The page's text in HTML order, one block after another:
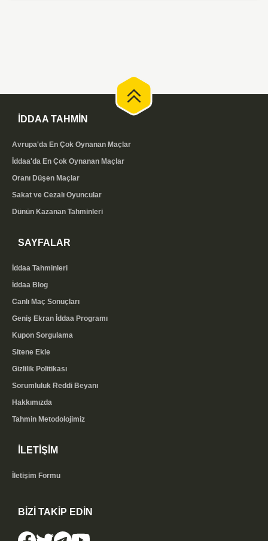
İDDAA TAHMİN
Avrupa'da En Çok Oynanan Maçlar
İddaa'da En Çok Oynanan Maçlar
Oranı Düşen Maçlar
Sakat ve Cezalı Oyuncular
Dünün Kazanan Tahminleri
SAYFALAR
İddaa Tahminleri
İddaa Blog
Canlı Maç Sonuçları
Geniş Ekran İddaa Programı
Kupon Sorgulama
Sitene Ekle
Gizlilik Politikası
Sorumluluk Reddi Beyanı
Hakkımızda
Tahmin Metodolojimiz
İLETİŞİM
İletişim Formu
BİZİ TAKİP EDİN